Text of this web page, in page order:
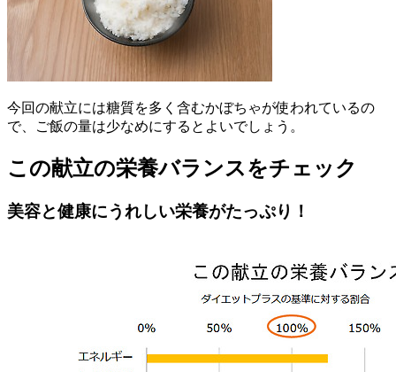
今回の献立には糖質を多く含むかぼちゃが使われているの
で、ご飯の量は少なめにするとよいでしょう。
この献立の栄養バランスをチェック
美容と健康にうれしい栄養がたっぷり！